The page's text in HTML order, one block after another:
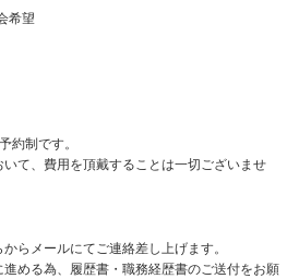
希望
約制です。
て、費用を頂戴することは一切ございませ
らメールにてご連絡差し上げます。
進める為、履歴書・職務経歴書のご送付をお願